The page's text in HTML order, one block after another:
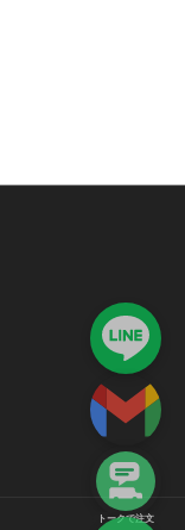
トークで注文